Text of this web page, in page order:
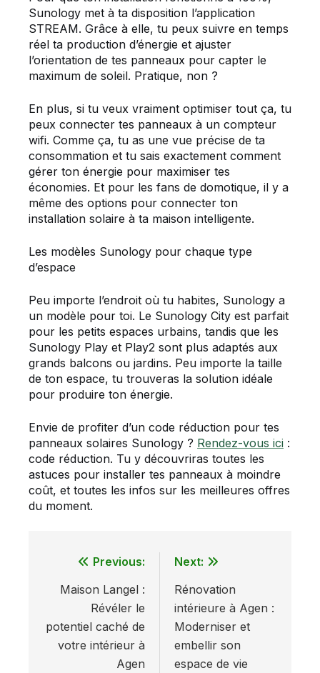
Sunology met à ta disposition l’application
STREAM. Grâce à elle, tu peux suivre en temps
réel ta production d’énergie et ajuster
l’orientation de tes panneaux pour capter le
maximum de soleil. Pratique, non ?
En plus, si tu veux vraiment optimiser tout ça, tu
peux connecter tes panneaux à un compteur
wifi. Comme ça, tu as une vue précise de ta
consommation et tu sais exactement comment
gérer ton énergie pour maximiser tes
économies. Et pour les fans de domotique, il y a
même des options pour connecter ton
installation solaire à ta maison intelligente.
Les modèles Sunology pour chaque type
d’espace
Peu importe l’endroit où tu habites, Sunology a
un modèle pour toi. Le Sunology City est parfait
pour les petits espaces urbains, tandis que les
Sunology Play et Play2 sont plus adaptés aux
grands balcons ou jardins. Peu importe la taille
de ton espace, tu trouveras la solution idéale
pour produire ton énergie.
Envie de profiter d’un code réduction pour tes
panneaux solaires Sunology ? Rendez-vous ici :
code réduction. Tu y découvriras toutes les
astuces pour installer tes panneaux à moindre
coût, et toutes les infos sur les meilleures offres
du moment.
Navigation
de
l’article
Previous:
Maison Langel :
Révéler le
potentiel caché de
votre intérieur à
Agen
Next:
Rénovation
intérieure à Agen :
Moderniser et
embellir son
espace de vie